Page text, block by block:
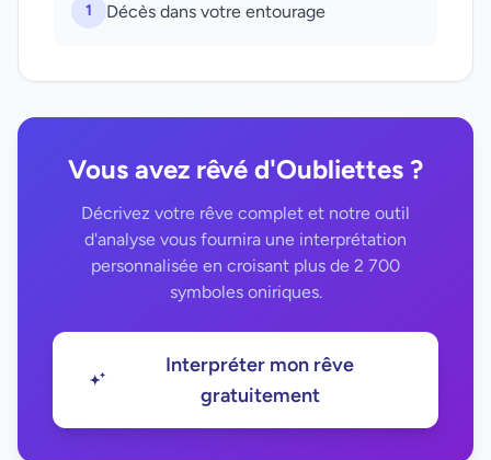
1 Décès dans votre entourage
Vous avez rêvé d'Oubliettes ?
Décrivez votre rêve complet et notre outil
d'analyse vous fournira une interprétation
personnalisée en croisant plus de 2 700
symboles oniriques.
Interpréter mon rêve
gratuitement